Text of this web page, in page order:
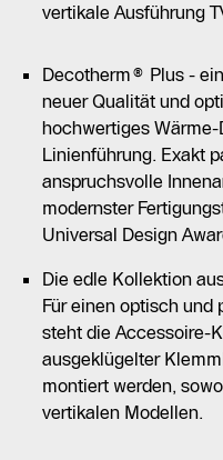
vertikale Ausführung
Decotherm® Plus -
neuer Qualität und
hochwertiges
Linienführung. Exakt
anspruchsvolle
modernster
Universal Design
Die edle Kollektion
Für einen optisch
steht die Accessoire-
ausgeklügelter
montiert werden,
vertikalen Modellen.